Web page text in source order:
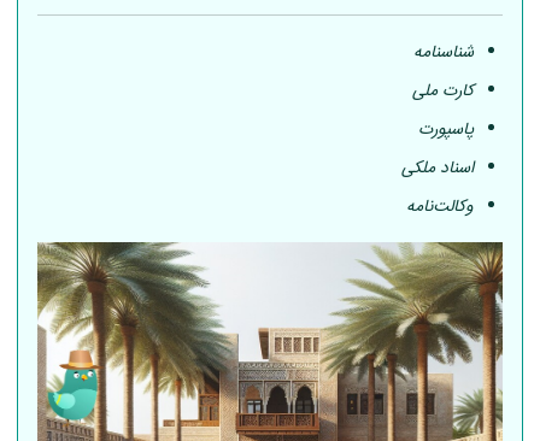
شناسنامه
کارت ملی
پاسپورت
اسناد ملکی
وکالت‌نامه